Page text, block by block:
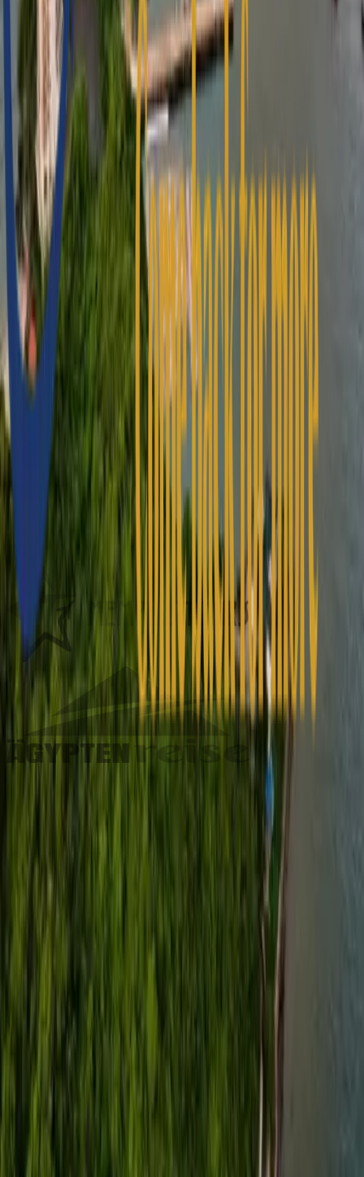
Kinder
12+ Jahre
Besondere Anforderungen
Jetzt anfragen
Unsere Partner
Unsere Partner sind die Besten im Geschäft.
unsere Q&A an
Oder wenden Sie sich an unsere preisgekrönten
Reiseexperten.
Guadagna voucher sulle prenotazioni idonee e
Note Legali
Termini e Condizioni